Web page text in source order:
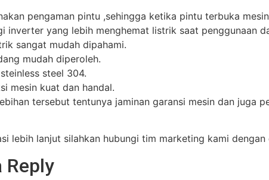
pengaman pintu ,sehingga ketika pintu terbuka
inverter yang lebih menghemat listrik saat penggunaan
sangat mudah dipahami.
mudah diperoleh.
steel 304.
mesin kuat dan handal.
tersebut tentunya jaminan garansi mesin dan juga
lebih lanjut silahkan hubungi tim marketing kami dengan
Reply